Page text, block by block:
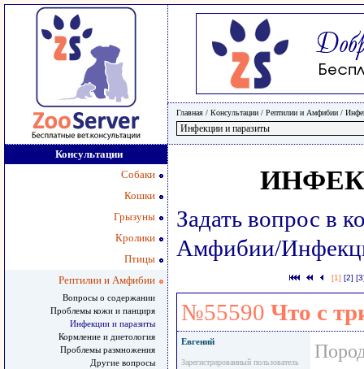
Главная / Консультации / Рептилии и Амфибии /
Консультации
Собаки
Кошки
Грызуны
Кролики
Птицы
Рептилии и Амфибии
Вопросы о содержании
Проблемы кожи и панциря
Инфекции и паразиты
Кормление и диетология
Проблемы размножения
Другие вопросы
Задать вопрос в
Амфибии/
[1] [2]
№55590 Что с
Евгений
Зарегистрированный пользователь